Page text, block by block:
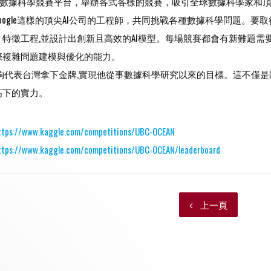
這樣的頂尖AI公司的工程師，共同挑戰各種數據科學問題。要
徵工程,並設計出創新且高效的AI模型。每場競賽都會有新難題
雜問題建模與優化的能力。
代表台灣拿下金牌,實現他從事數據科學研究以來的目標。這不僅
的實力。
www.kaggle.com/competitions/UBC-OCEAN
www.kaggle.com/competitions/UBC-OCEAN/leaderboard
上一頁